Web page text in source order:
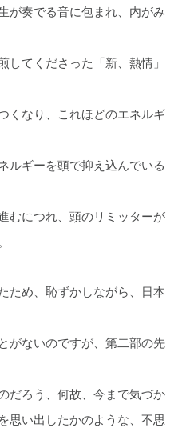
が奏でる音に包まれ、内がみ
してくださった「新、熱情」
くなり、これほどのエネルギ
ルギーを頭で抑え込んでいる
むにつれ、頭のリミッターが
ため、恥ずかしながら、日本
がないのですが、第二部の先
だろう、何故、今まで気づか
思い出したかのような、不思